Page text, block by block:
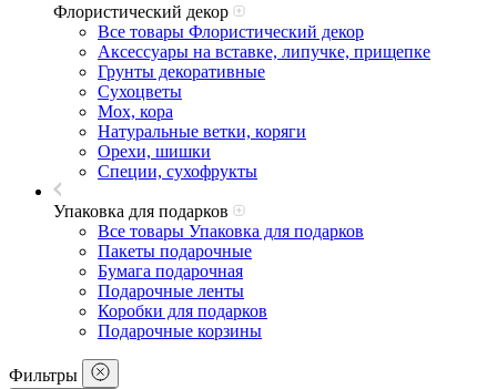
Флористический декор
Все товары Флористический декор
Аксессуары на вставке, липучке, прищепке
Грунты декоративные
Сухоцветы
Мох, кора
Натуральные ветки, коряги
Орехи, шишки
Специи, сухофрукты
Упаковка для подарков
Все товары Упаковка для подарков
Пакеты подарочные
Бумага подарочная
Подарочные ленты
Коробки для подарков
Подарочные корзины
Фильтры